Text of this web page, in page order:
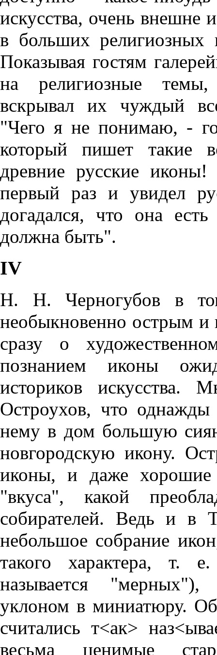
искусства, очень
в больших религиозных
Показывая гостям
на религиозные
вскрывал их чуждый
"Чего я не понимаю, -
который пишет такие
древние русские
первый раз и увидел
догадался, что она
должна быть".
IV
Н. Н. Черногубов в
необыкновенно острым и
сразу о
познанием иконы
историков искусства.
Остроухов, что
нему в дом большую
новгородскую икону.
иконы, и даже хорошие
"вкуса", какой
собирателей. Ведь и в
небольшое собрание
такого характера, т.
называется
уклоном в миниатюру.
считались т<ак>
весьма ценимые